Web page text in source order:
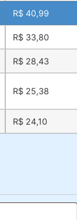
R$40,99
R$33,80
R$28,43
R$25,38
R$24,10